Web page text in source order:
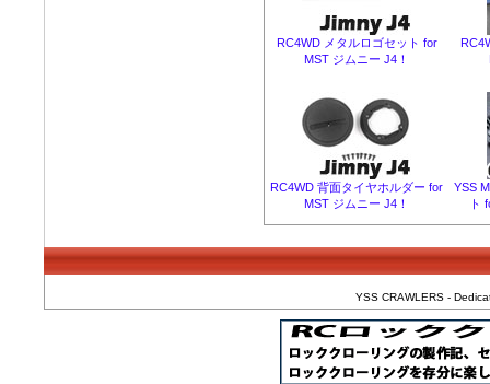
RC4WD メタルロゴセット for
MST ジムニー J4！
RC4WD 背面タイヤホルダー for
MST ジムニー J4！
YSS
ト
YSS CRAWLERS -